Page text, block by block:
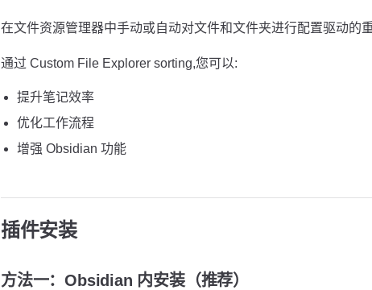
在文件资源管理器中手动或自动对文件和文件夹进行配置驱动的
通过 Custom File Explorer sorting,您可以:
提升笔记效率
优化工作流程
增强 Obsidian 功能
插件安装
方法一：Obsidian 内安装（推荐）